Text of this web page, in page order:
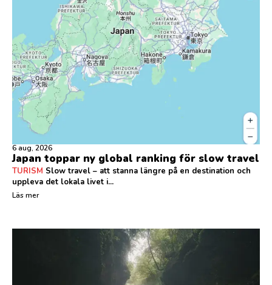
6 aug, 2026
Japan toppar ny global ranking för slow travel
TURISM Slow travel – att stanna längre på en destination och
uppleva det lokala livet i...
Läs mer